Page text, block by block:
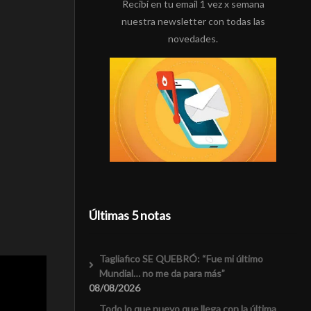
Recibí en tu email 1 vez x semana
nuestra newsletter con todas las
novedades.
Últimas 5 notas
Tagliafico SE QUEBRÓ: “Fue mi último
Mundial… no me da para más”
08/08/2026
Todo lo que nuevo que llega con la última